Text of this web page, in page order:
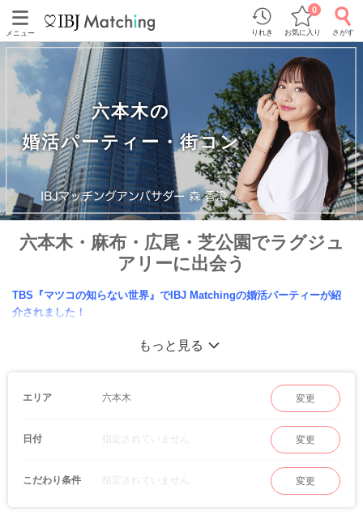
メニュー りれき お気に入り
0
さがす
六本木の
婚活パーティー・街コン
六本木・麻布・広尾・芝公園でラグジュ
アリーに出会う
TBS『マツコの知らない世界』でIBJ Matchingの婚活パーティーが紹
介されました！
六本木ヒルズや東京ミッドタウン等のデートスポットが人気の六本木・麻布・広尾・
や、ラグジュアリーなレストランでの合コンパーティーなど、男性、女性ともにハイ
ステータスな雰囲気で出会いたい・盛り上がりたい方におすすめ。
ムード満点のバーやビストロなども多いエリアなので、マッチングが成立したお相手
もっと見る
エリア 六本木 変更
日付 指定されていません 変更
こだわり条件 指定されていません 変更